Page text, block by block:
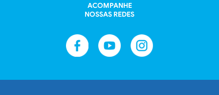
ACOMPANHE
NOSSAS REDES